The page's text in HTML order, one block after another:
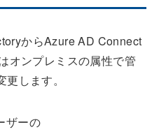
からAzure AD Connect
オンプレミスの属性で管
します。
ザーの